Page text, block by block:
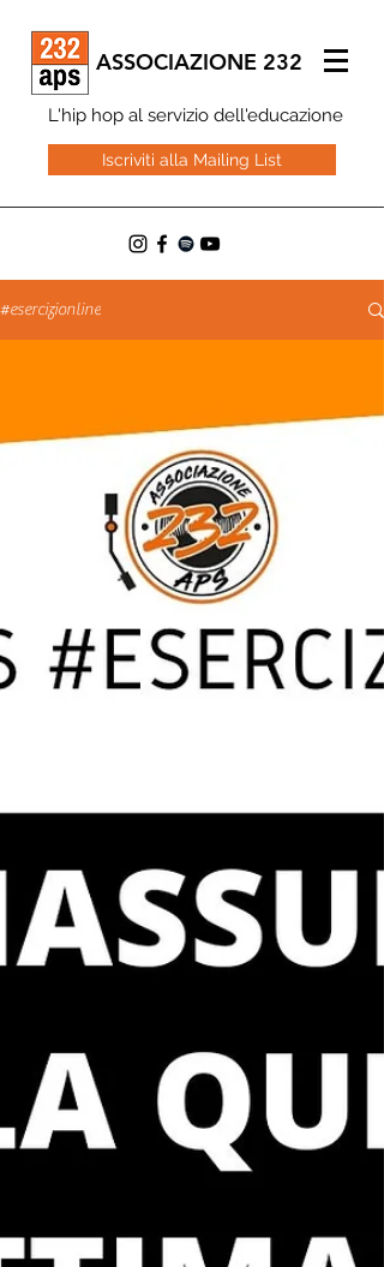
ASSOCIAZIONE 232
L'hip hop al servizio dell'educazione
Iscriviti alla Mailing List
#esercizionline